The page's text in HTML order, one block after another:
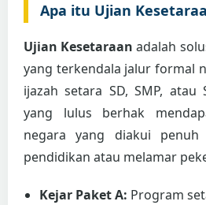
Apa itu Ujian
Ujian Kesetaraan adalah
yang terkendala jalur formal
ijazah setara SD, SMP, atau
yang lulus berhak
negara yang diakui penuh
pendidikan atau melamar
Kejar Paket A: Program